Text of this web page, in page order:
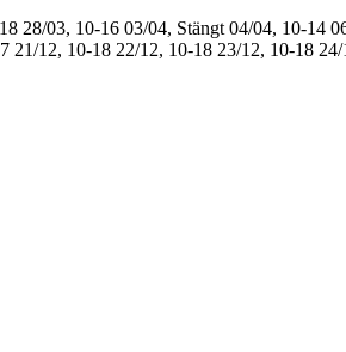
28/03, 10-16 03/04, Stängt 04/04, 10-14
21/12, 10-18 22/12, 10-18 23/12, 10-18